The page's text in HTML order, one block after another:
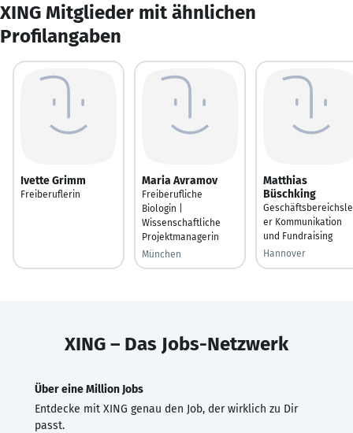
XING Mitglieder mit ähnlichen
Profilangaben
Ivette Grimm
Freiberuflerin
Maria Avramov
Freiberufliche
Biologin |
Wissenschaftliche
Projektmanagerin
München
Matthias
Büschking
er Kommunikation
und Fundraising
Hannover
XING – Das Jobs-Netzwerk
Über eine Million Jobs
Entdecke mit XING genau den Job, der wirklich zu Dir
passt.